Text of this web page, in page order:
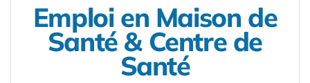
Emploi en Maison de
Santé & Centre de
Santé